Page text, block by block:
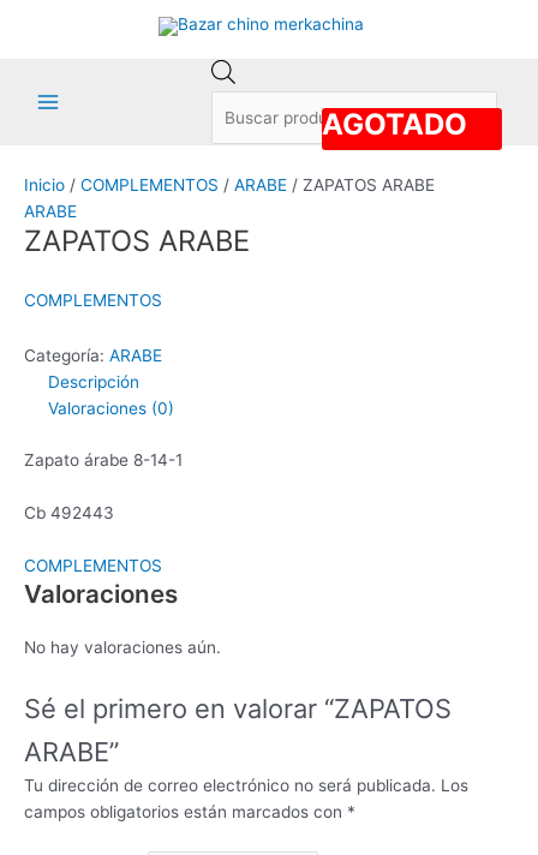
de
productos
Inicio / COMPLEMENTOS / ARABE / ZAPATOS ARABE
ARABE
ZAPATOS ARABE
COMPLEMENTOS
Categoría: ARABE
Descripción
Valoraciones (0)
Zapato árabe 8-14-1
Cb 492443
COMPLEMENTOS
Valoraciones
No hay valoraciones aún.
Sé el primero en valorar “ZAPATOS
ARABE”
Tu dirección de correo electrónico no será publicada. Los
campos obligatorios están marcados con *
AGOTADO